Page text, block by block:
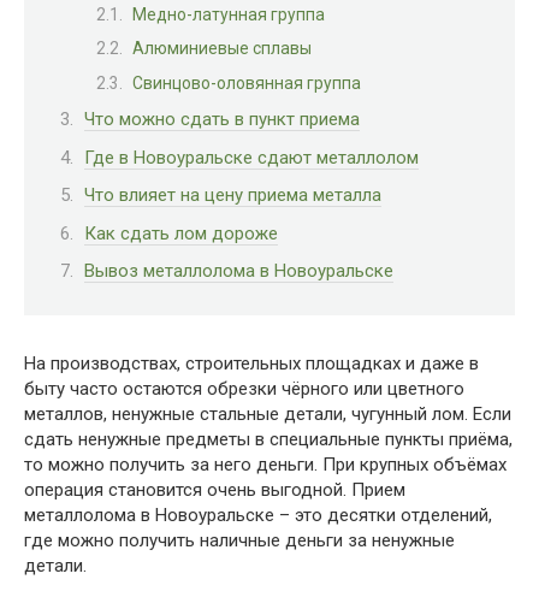
Медно-латунная группа
Алюминиевые сплавы
Свинцово-оловянная группа
Что можно сдать в пункт приема
Где в Новоуральске сдают металлолом
Что влияет на цену приема металла
Как сдать лом дороже
Вывоз металлолома в Новоуральске
На производствах, строительных площадках и даже в
быту часто остаются обрезки чёрного или цветного
металлов, ненужные стальные детали, чугунный лом. Если
сдать ненужные предметы в специальные пункты приёма,
то можно получить за него деньги. При крупных объёмах
операция становится очень выгодной. Прием
металлолома в Новоуральске – это десятки отделений,
где можно получить наличные деньги за ненужные
детали.